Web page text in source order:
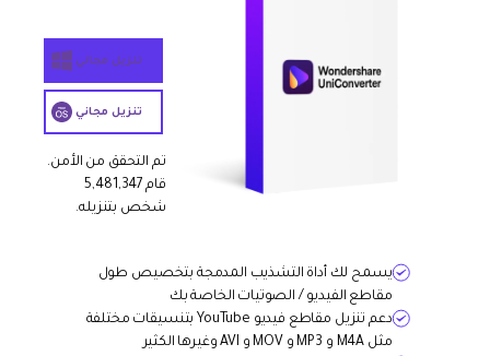
تنزيل مجاني
تنزيل مجاني
تم التحقق من الأمن.
قام 5,481,347
شخص بتنزيله.
يسمح لك أداة التشذيب المدمجة بتخصيص طول
مقاطع الفيديو / الصوتيات الخاصة بك
دعم تنزيل مقاطع فيديو YouTube بتنسيقات مختلفة
مثل M4A و MP3 و MOV و AVI وغيرها الكثير